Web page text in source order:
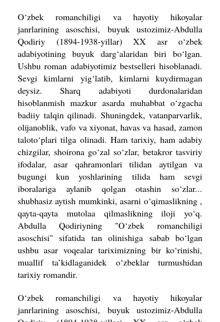
O‘zbek romanchiligi va hayotiy hikoyalar
janrlarining asoschisi, buyuk ustozimiz-Abdulla
Qodiriy (1894-1938-yillar) XX asr o‘zbek
adabiyotining buyuk darg‘alaridan biri bo‘lgan.
Ushbu roman adabiyotimiz bestselleri hisoblanadi.
Sevgi kimlarni yig‘latib, kimlarni kuydirmagan
deysiz. Sharq adabiyoti durdonalaridan
hisoblanmish mazkur asarda muhabbat o‘zgacha
badiiy talqin qilinadi. Shuningdek, vatanparvarlik,
olijanoblik, vafo va xiyonat, havas va hasad, zamon
taloto‘plari tilga olinadi. Ham tarixiy, ham adabiy
chizgilar, shoirona go‘zal so‘zlar, betakror tasviriy
ifodalar, asar qahramonlari tilidan aytilgan va
bugungi kun yoshlarining tilida ham sevgi
iboralariga aylanib qolgan otashin so‘zlar...
shubhasiz aytish mumkinki, asarni o‘qimaslikning ,
qayta-qayta mutolaa qilmaslikning iloji yo‘q.
Abdulla Qodiriyning "O‘zbek romanchiligi
asoschisi" sifatida tan olinishiga sabab bo‘lgan
ushbu asar voqealar tariximizning bir ko‘rinishi,
muallif ta’kidlaganidek o‘zbeklar turmushidan
tarixiy romandir.
O‘zbek romanchiligi va hayotiy hikoyalar
janrlarining asoschisi, buyuk ustozimiz-Abdulla